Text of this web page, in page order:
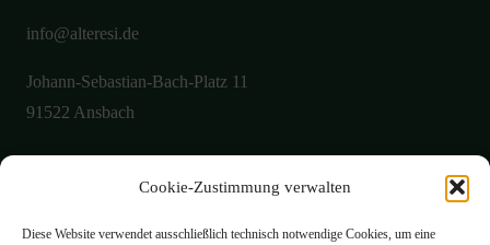
Cookie-Zustimmung verwalten
Diese Website verwendet ausschließlich technisch notwendige Cookies, um eine
info@alteresi.de
Johann-Sebastian-Bach-Platz 11
91522 Ansbach
Aktuelles